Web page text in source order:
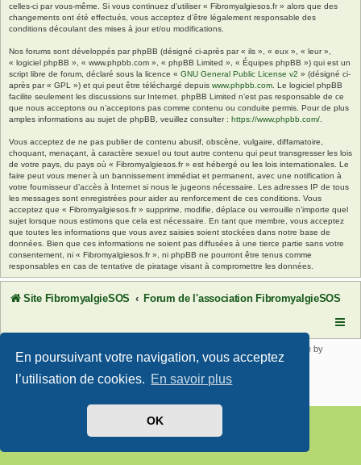
En poursuivant votre navigation, vous acceptez
l’utilisation de cookies. En savoir plus
OK
celles-ci par vous-même. Si vous continuez d’utiliser « Fibromyalgiesos.fr » alors que des
changements ont été effectués, vous acceptez d’être légalement responsable des
conditions découlant des mises à jour et/ou modifications.
Nos forums sont développés par phpBB (désigné ci-après par « ils », « eux », « leur »,
« logiciel phpBB », « www.phpbb.com », « phpBB Limited », « Équipes phpBB ») qui est un
script libre de forum, déclaré sous la licence « GNU General Public License v2 » (désigné ci-
après par « GPL ») et qui peut être téléchargé depuis www.phpbb.com . Le logiciel phpBB
facilite seulement les discussions sur Internet. phpBB Limited n’est pas responsable de ce
que nous acceptons ou n’acceptons pas comme contenu ou conduite permis. Pour de plus
amples informations au sujet de phpBB, veuillez consulter : https://www.phpbb.com/
Vous acceptez de ne pas publier de contenu abusif, obscène, vulgaire, diffamatoire,
choquant, menaçant, à caractère sexuel ou tout autre contenu qui peut transgresser les lois
de votre pays, du pays où « Fibromyalgiesos.fr » est hébergé ou les lois internationales. Le
faire peut vous mener à un bannissement immédiat et permanent, avec une notification à
votre fournisseur d’accès à Internet si nous le jugeons nécessaire. Les adresses IP de tous
les messages sont enregistrées pour aider au renforcement de ces conditions. Vous
acceptez que « Fibromyalgiesos.fr » supprime, modifie, déplace ou verrouille n’importe quel
sujet lorsque nous estimons que cela est nécessaire. En tant que membre, vous acceptez
que toutes les informations que vous avez saisies soient stockées dans notre base de
données. Bien que ces informations ne soient pas diffusées à une tierce partie sans votre
consentement, ni « Fibromyalgiesos.fr », ni phpBB ne pourront être tenus comme
responsables en cas de tentative de piratage visant à compromettre les données.
Site FibromyalgieSOS Forum de l'association FibromyalgieSOS
® Forum Software © phpBB Limited | SE Square by
PhpBB3 BBCodes
Traduit parphpBB-fr.com